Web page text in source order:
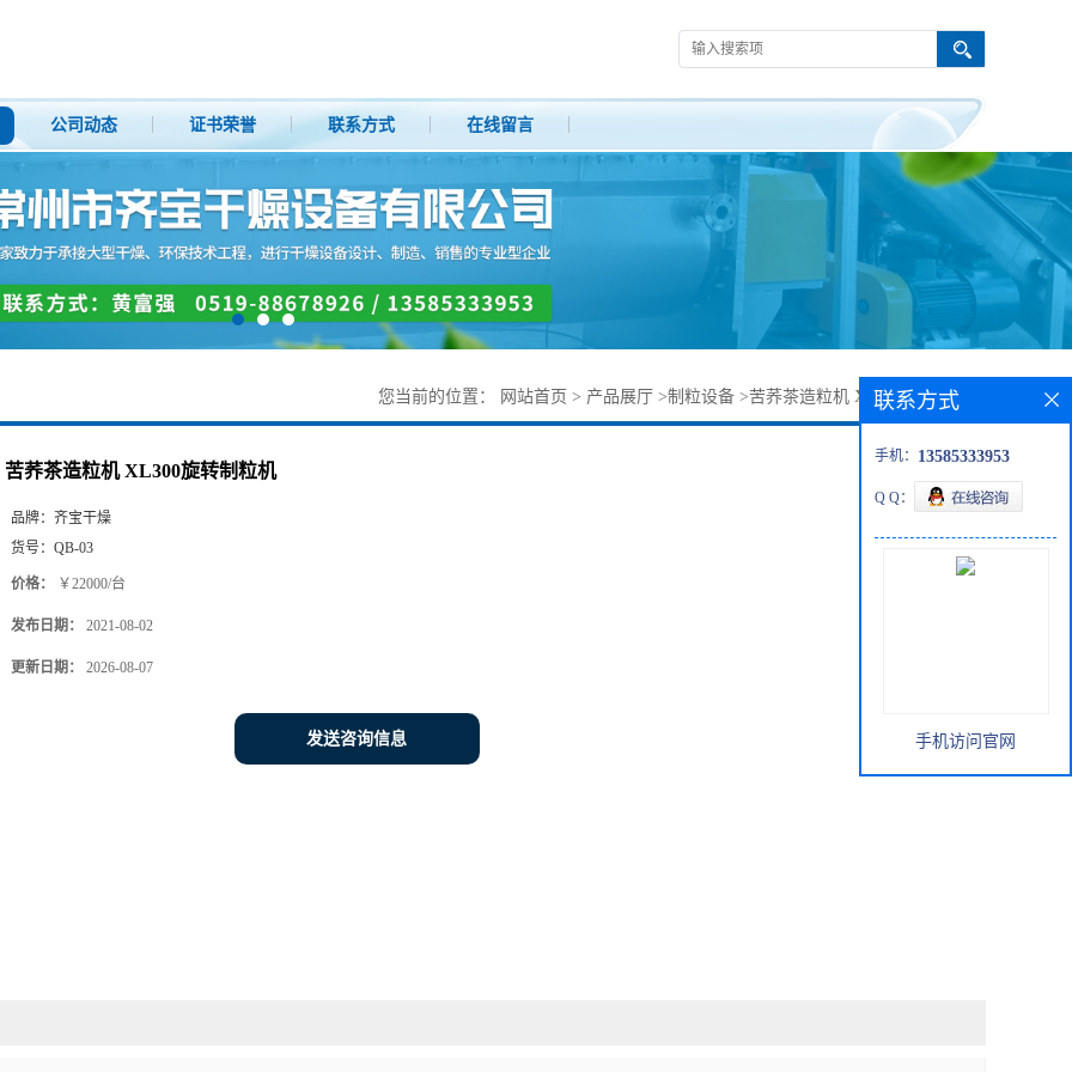
公司动态 证书荣誉 联系方式 在线留言
您当前的位置： 网站首页 > 产品展厅 >制粒设备 >苦荞茶造粒机 XL300旋转制粒机
苦荞茶造粒机 XL300旋转制粒机
品牌： 齐宝干燥
货号： QB-03
价格： ￥22000/台
发布日期： 2021-08-02
更新日期： 2026-08-07
发送咨询信息
联系方式
手机： 13585333953
Q Q：
手机访问官网